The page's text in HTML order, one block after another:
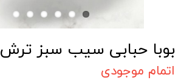
بوبا حبابی سیب سبز ترش
اتمام موجودی